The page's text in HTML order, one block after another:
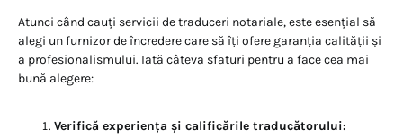
Atunci când cauți servicii de traduceri notariale, este esențial să
alegi un furnizor de încredere care să îți ofere garanția calității și
a profesionalismului. Iată câteva sfaturi pentru a face cea mai
bună alegere:
Verifică experiența și calificările traducătorului: